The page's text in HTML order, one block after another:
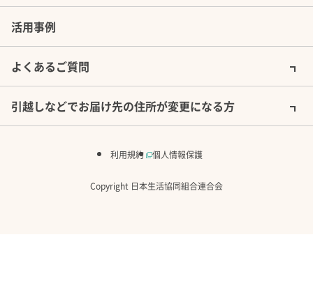
活用事例
よくあるご質問
引越しなどでお届け先の住所が変更になる方
利用規約 個人情報保護
Copyright 日本生活協同組合連合会